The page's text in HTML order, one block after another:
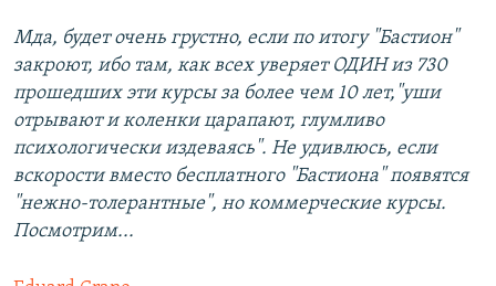
Мда, будет очень грустно, если по итогу "Бастион"
закроют, ибо там, как всех уверяет ОДИН из 730
прошедших эти курсы за более чем 10 лет,"уши
отрывают и коленки царапают, глумливо
психологически издеваясь". Не удивлюсь, если
вскорости вместо бесплатного "Бастиона" появятся
"нежно-толерантные", но коммерческие курсы.
Посмотрим...